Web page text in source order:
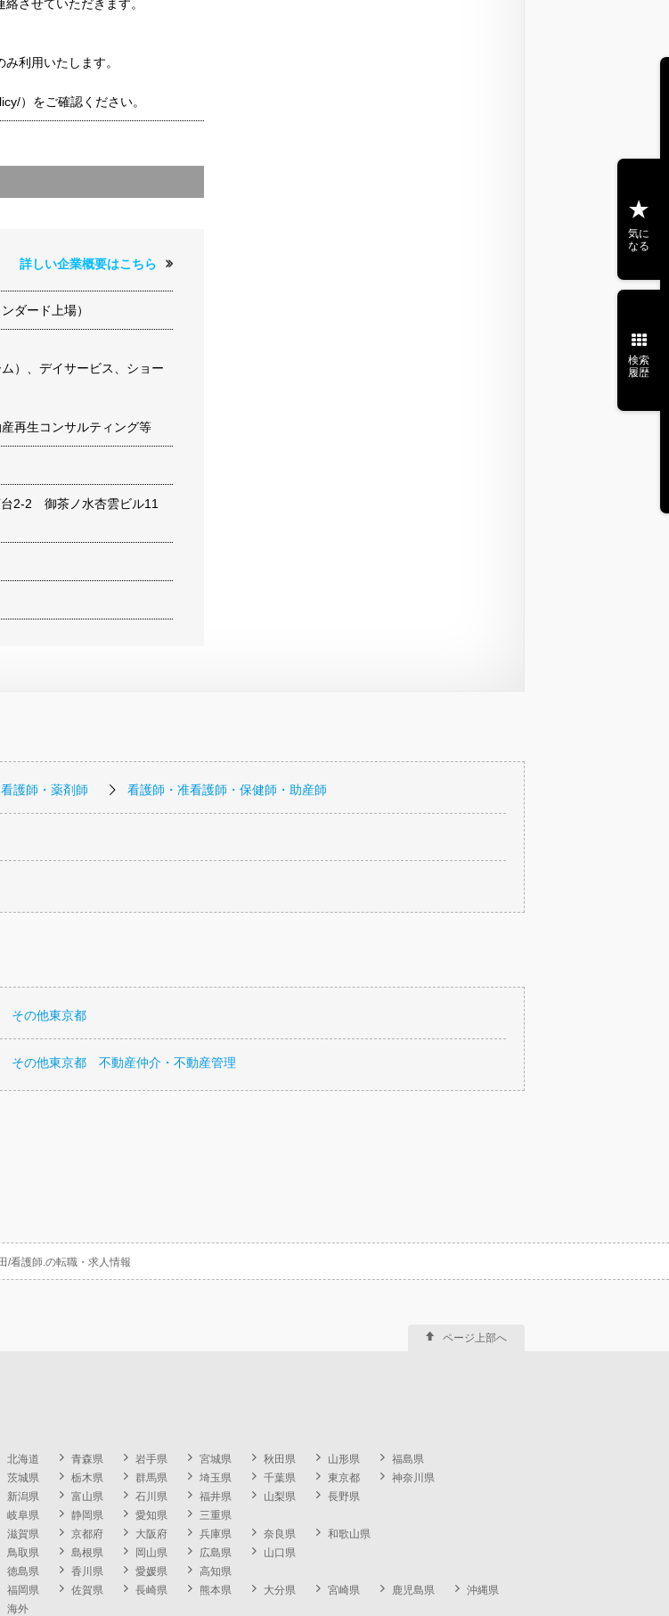
させていただきます。
利用いたします。
）をご確認ください。
詳しい企業概要はこちら
ダード上場）
）、デイサービス、ショー
再生コンサルティング等
2-2 御茶ノ水杏雲ビル11
護師・薬剤師 看護師・准看護師・保健師・助産師
その他東京都
その他東京都 不動産仲介・不動産管理
/看護師.の転職・求人情報
気に
なる
検索
履歴
北海道 青森県 岩手県 宮城県 秋田県 山形県
福島県
茨城県 栃木県 群馬県 埼玉県 千葉県 東京都
神奈川県
新潟県 富山県 石川県 福井県 山梨県
長野県
岐阜県 静岡県 愛知県
三重県
滋賀県 京都府 大阪府 兵庫県 奈良県
和歌山県
鳥取県 島根県 岡山県 広島県
山口県
徳島県 香川県 愛媛県
高知県
福岡県 佐賀県 長崎県 熊本県 大分県 宮崎県 鹿児島県
沖縄県
海外
ページ上部へ